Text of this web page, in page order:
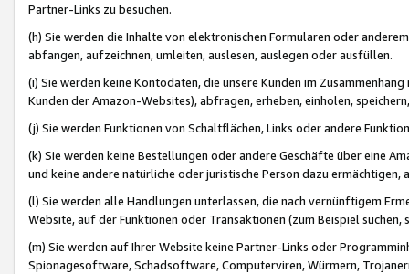
Partner-Links zu besuchen.
(h) Sie werden die Inhalte von elektronischen Formularen oder
abfangen, aufzeichnen, umleiten, auslesen, auslegen oder ausfüllen.
(i) Sie werden keine Kontodaten, die unsere Kunden im
Kunden der Amazon-Websites), abfragen, erheben, einholen,
(j) Sie werden Funktionen von Schaltflächen, Links oder andere
(k) Sie werden keine Bestellungen oder andere Geschäfte über eine
und keine andere natürliche oder juristische Person dazu
(l) Sie werden alle Handlungen unterlassen, die nach vernünftigem
Website, auf der Funktionen oder Transaktionen (zum Beispiel
(m) Sie werden auf Ihrer Website keine Partner-Links oder
Spionagesoftware, Schadsoftware, Computerviren, Würmern,